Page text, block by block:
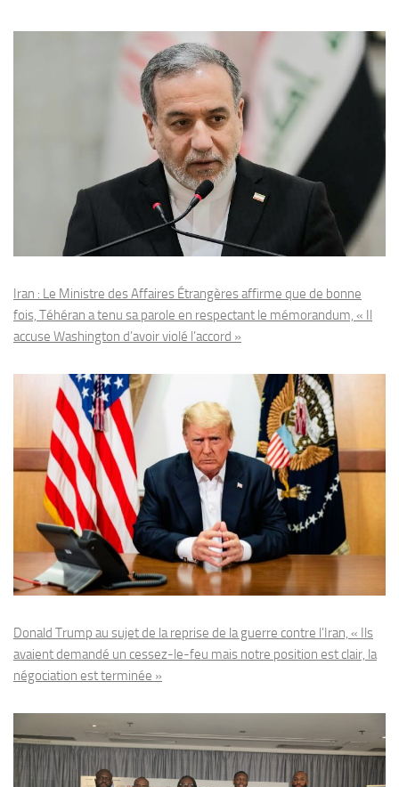
Iran : Le Ministre des Affaires Étrangères affirme que de bonne
fois, Téhéran a tenu sa parole en respectant le mémorandum, « Il
accuse Washington d’avoir violé l’accord »
Donald Trump au sujet de la reprise de la guerre contre l’Iran, « Ils
avaient demandé un cessez-le-feu mais notre position est clair, la
négociation est terminée »